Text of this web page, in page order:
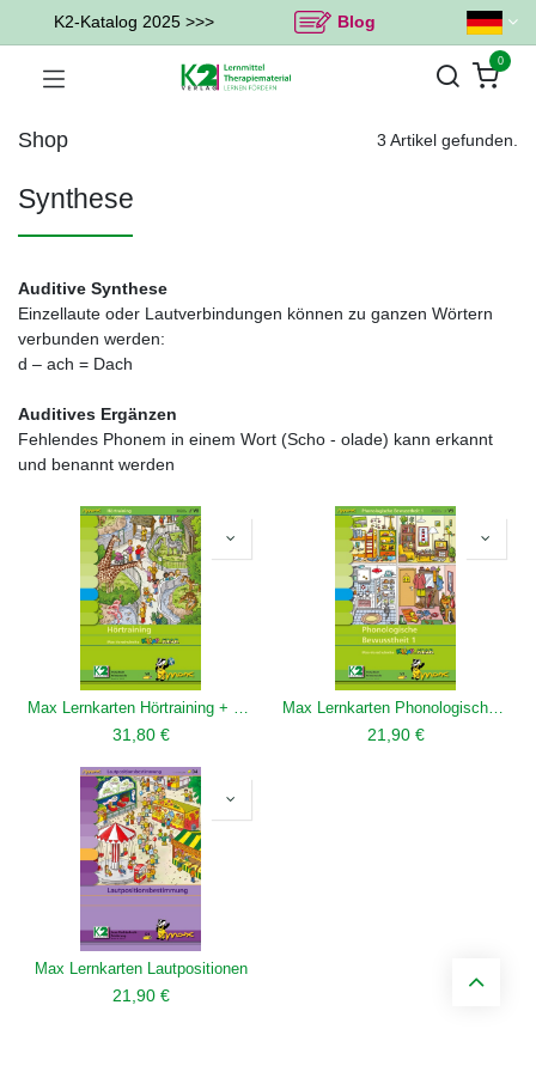
K2-Katalog 2025 >>> Blog
0
Shop 3 Artikel gefunden.
Synthese
Auditive Synthese
Einzellaute oder Lautverbindungen können zu ganzen Wörtern
verbunden werden:
d – ach = Dach
Auditives Ergänzen
Fehlendes Phonem in einem Wort (Scho - olade) kann erkannt
und benannt werden
Max Lernkarten Hörtraining + CD
31,80€
Max Lernkarten Phonologische Bewusstheit
21,90€
Max Lernkarten Lautpositionen
21,90€